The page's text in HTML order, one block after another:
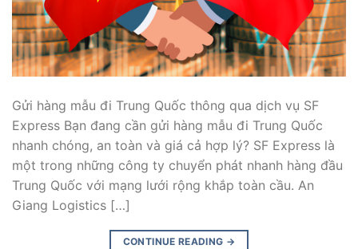
Gửi hàng mẫu đi Trung Quốc thông qua dịch vụ SF
Express Bạn đang cần gửi hàng mẫu đi Trung Quốc
nhanh chóng, an toàn và giá cả hợp lý? SF Express là
một trong những công ty chuyển phát nhanh hàng đầu
Trung Quốc với mạng lưới rộng khắp toàn cầu. An
Giang Logistics […]
CONTINUE READING →